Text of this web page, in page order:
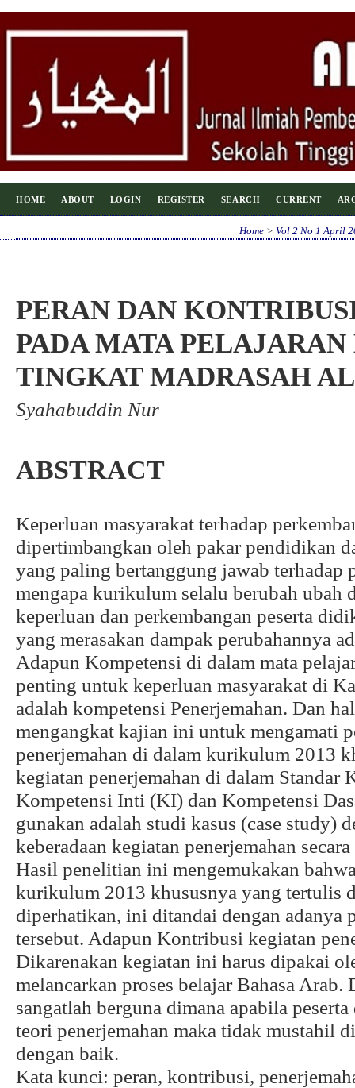
HOME ABOUT LOGIN REGISTER SEARCH CURRENT
Home > Vol 2 No 1 April
PERAN DAN
PADA MATA
TINGKAT MADRASAH
Syahabuddin Nur
ABSTRACT
Keperluan masyarakat terhadap
dipertimbangkan oleh pakar pendidikan
yang paling bertanggung jawab terhadap
mengapa kurikulum selalu berubah ubah
keperluan dan perkembangan peserta
yang merasakan dampak perubahannya
Adapun Kompetensi di dalam mata
penting untuk keperluan masyarakat di
adalah kompetensi Penerjemahan. Dan
mengangkat kajian ini untuk mengamati
penerjemahan di dalam kurikulum 2013
kegiatan penerjemahan di dalam
Kompetensi Inti (KI) dan Kompetensi
gunakan adalah studi kasus (case study)
keberadaan kegiatan penerjemahan
Hasil penelitian ini mengemukakan
kurikulum 2013 khususnya yang tertulis
diperhatikan, ini ditandai dengan adanya
tersebut. Adapun Kontribusi kegiatan
Dikarenakan kegiatan ini harus dipakai
melancarkan proses belajar Bahasa
sangatlah berguna dimana apabila
teori penerjemahan maka tidak mustahil
dengan baik.
Kata kunci: peran, kontribusi,